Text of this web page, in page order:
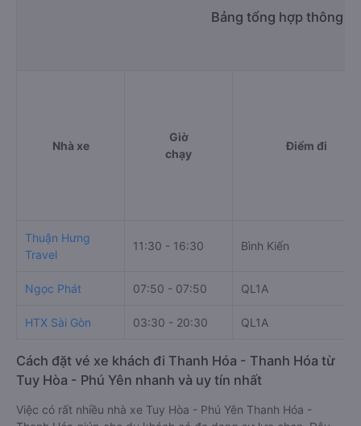
Thanh Hóa của nhà xeHTX Sài Gòn khoảng: 20 giờ
Thanh Hóa (dọc Quốc Lộ 1A)
f. Giá vé giá xe khách đi Thanh Hóa - Thanh Hóa từ Tuy
Hòa - Phú Yên HTX Sài Gòn
giường nằm 960000đ/vé
g. Review, đánh giá chất lượng xe HTX Sài Gòn
Nhà xe HTX Sài Gòn được đánh giá với số điểm trung bình
là 2.6/5 dựa trên 55 đánh giá của khách hàng đã trải
nghiệm dịch vụ của nhà xe này.